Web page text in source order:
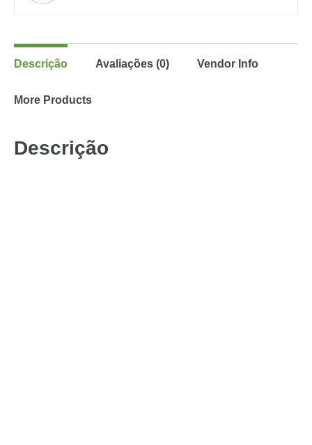
Descrição Avaliações (0) Vendor Info
More Products
Descrição